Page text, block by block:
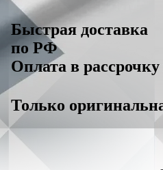
Быстрая доставка
по РФ
Оплата в
Только